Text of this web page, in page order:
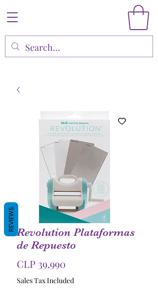
Revolution Plataformas
de Repuesto
CLP 39,990
Sales Tax Included
REVIEWS